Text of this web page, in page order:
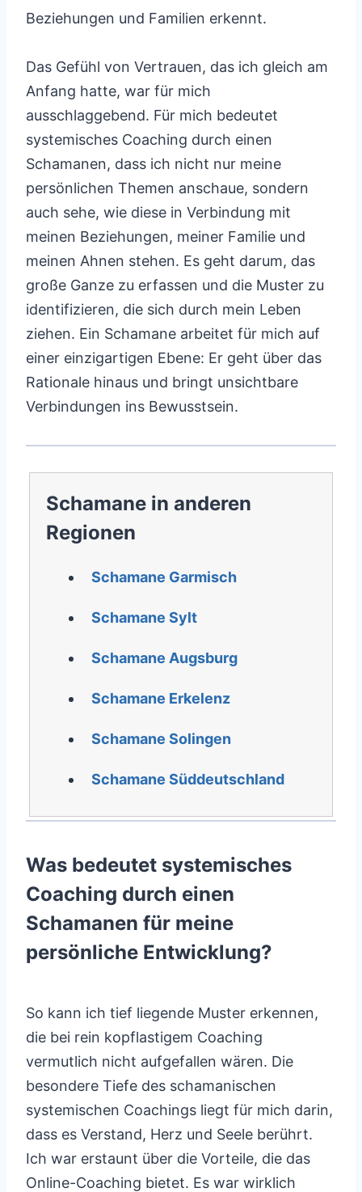
Beziehungen und Familien erkennt.
Das Gefühl von Vertrauen, das ich gleich am
Anfang hatte, war für mich
ausschlaggebend. Für mich bedeutet
systemisches Coaching durch einen
Schamanen, dass ich nicht nur meine
persönlichen Themen anschaue, sondern
auch sehe, wie diese in Verbindung mit
meinen Beziehungen, meiner Familie und
meinen Ahnen stehen. Es geht darum, das
große Ganze zu erfassen und die Muster zu
identifizieren, die sich durch mein Leben
ziehen. Ein Schamane arbeitet für mich auf
einer einzigartigen Ebene: Er geht über das
Rationale hinaus und bringt unsichtbare
Verbindungen ins Bewusstsein.
Schamane in anderen
Regionen
Schamane Garmisch
Schamane Sylt
Schamane Augsburg
Schamane Erkelenz
Schamane Solingen
Schamane Süddeutschland
Was bedeutet systemisches
Coaching durch einen
Schamanen für meine
persönliche Entwicklung?
So kann ich tief liegende Muster erkennen,
die bei rein kopflastigem Coaching
vermutlich nicht aufgefallen wären. Die
besondere Tiefe des schamanischen
systemischen Coachings liegt für mich darin,
dass es Verstand, Herz und Seele berührt.
Ich war erstaunt über die Vorteile, die das
Online-Coaching bietet. Es war wirklich